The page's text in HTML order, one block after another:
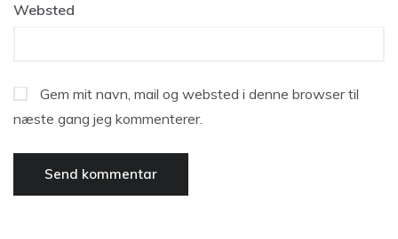
Websted
Gem mit navn, mail og websted i denne browser til
næste gang jeg kommenterer.